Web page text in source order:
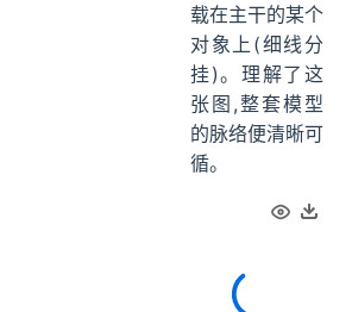
载在主干的某个
对象上(细线分
挂)。理解了这
张图,整套模型
的脉络便清晰可
循。